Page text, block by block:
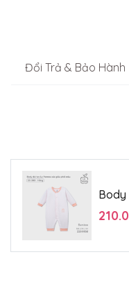
Đổi Trả & Bảo Hành
Body